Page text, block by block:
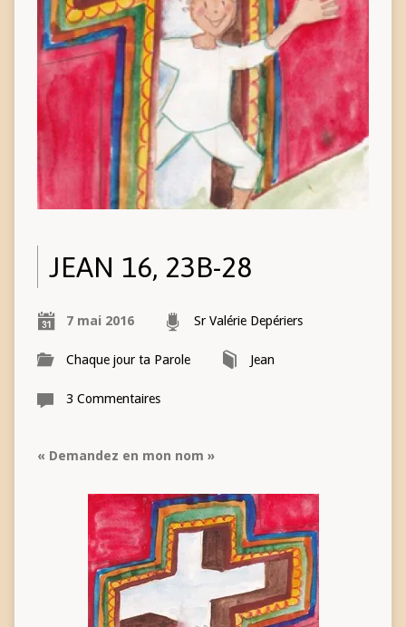
JEAN 16, 23B-28
7 mai 2016 Sr Valérie Depériers
Chaque jour ta Parole Jean
3 Commentaires
« Demandez en mon nom »